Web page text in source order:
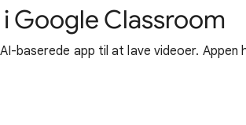
Google Classroom
baserede app til at lave videoer.